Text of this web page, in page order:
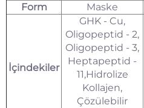
Form Maske
İçindekiler
GHK - Cu,
Oligopeptid - 2,
Oligopeptid - 3,
Heptapeptid -
11,Hidrolize
Kollajen,
Çözülebilir